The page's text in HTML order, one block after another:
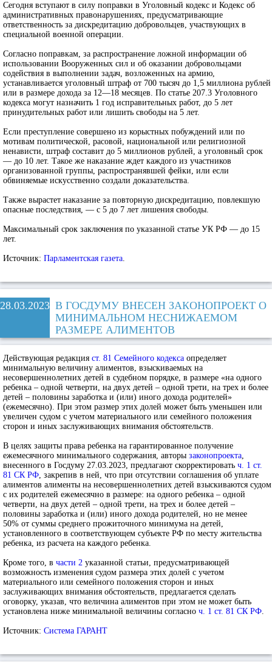
Сегодня вступают в силу поправки в Уголовный кодекс и Кодекс об
административных правонарушениях, предусматривающие
ответственность за дискредитацию добровольцев, участвующих в
специальной военной операции.
Согласно поправкам, за распространение ложной информации об
использовании Вооруженных сил и об оказании добровольцами
содействия в выполнении задач, возложенных на армию,
устанавливается уголовный штраф от 700 тысяч до 1,5 миллиона рублей
или в размере дохода за 12—18 месяцев. По статье 207.3 Уголовного
кодекса могут назначить 1 год исправительных работ, до 5 лет
принудительных работ или лишить свободы на 5 лет.
Если преступление совершено из корыстных побуждений или по
мотивам политической, расовой, национальной или религиозной
ненависти, штраф составит до 5 миллионов рублей, а уголовный срок
— до 10 лет. Такое же наказание ждет каждого из участников
организованной группы, распространявшей фейки, или если
обвиняемые искусственно создали доказательства.
Также вырастет наказание за повторную дискредитацию, повлекшую
опасные последствия, — с 5 до 7 лет лишения свободы.
Максимальный срок заключения по указанной статье УК РФ — до 15
лет.
Источник: Парламентская газета.
28.03.2023 В ГОСДУМУ ВНЕСЕН ЗАКОНОПРОЕКТ О
МИНИМАЛЬНОМ НЕСНИЖАЕМОМ
РАЗМЕРЕ АЛИМЕНТОВ
Действующая редакция ст. 81 Семейного кодекса определяет
минимальную величину алиментов, взыскиваемых на
несовершеннолетних детей в судебном порядке, в размере «на одного
ребенка – одной четверти, на двух детей – одной трети, на трех и более
детей – половины заработка и (или) иного дохода родителей»
(ежемесячно). При этом размер этих долей может быть уменьшен или
увеличен судом с учетом материального или семейного положения
сторон и иных заслуживающих внимания обстоятельств.
В целях защиты права ребенка на гарантированное получение
ежемесячного минимального содержания, авторы законопроекта,
внесенного в Госдуму 27.03.2023, предлагают скорректировать ч. 1 ст.
81 СК РФ, закрепив в ней, что при отсутствии соглашения об уплате
алиментов алименты на несовершеннолетних детей взыскиваются судом
с их родителей ежемесячно в размере: на одного ребенка – одной
четверти, на двух детей – одной трети, на трех и более детей –
половины заработка и (или) иного дохода родителей, но не менее
50% от суммы среднего прожиточного минимума на детей,
установленного в соответствующем субъекте РФ по месту жительства
ребенка, из расчета на каждого ребенка.
Кроме того, в части 2 указанной статьи, предусматривающей
возможность изменения судом размера этих долей с учетом
материального или семейного положения сторон и иных
заслуживающих внимания обстоятельств, предлагается сделать
оговорку, указав, что величина алиментов при этом не может быть
установлена ниже минимальной величины согласно ч. 1 ст. 81 СК РФ.
Источник: Система ГАРАНТ